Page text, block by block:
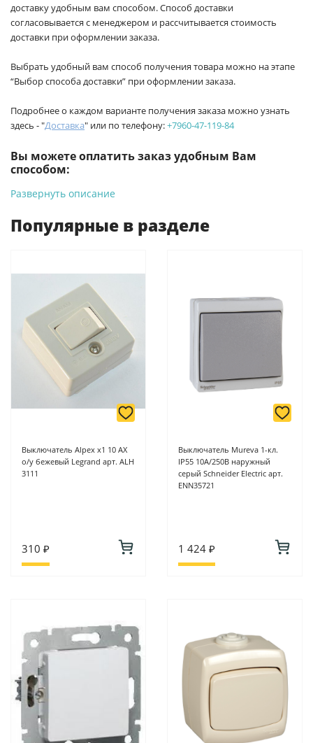
доставку удобным вам способом. Способ доставки
согласовывается с менеджером и рассчитывается стоимость
доставки при оформлении заказа.
Выбрать удобный вам способ получения товара можно на этапе
“Выбор способа доставки” при оформлении заказа.
Подробнее о каждом варианте получения заказа можно узнать
здесь - "Доставка" или по телефону:+7960-47-119-84
Вы можете оплатить заказ удобным Вам
способом:
-Банковской картой на сайте ProffЭлектро. Данный вид
6/2 (база КПП)или по адресу ул. Новороссийская 161И.
Для юридических лиц: переводом на расчетный счет при
онлайн оплате заказа на сайте.
Подробнее о способах оплаты можно узнать здесь - "Оплата"
Развернуть описание
Популярные в разделе
Выключатель Alpex х1 10 AX
о/у бежевый Legrand арт. ALH
3111
310 ₽
Выключатель Mureva 1-кл.
IP55 10А/250В наружный
серый Schneider Electric арт.
ENN35721
1 424 ₽